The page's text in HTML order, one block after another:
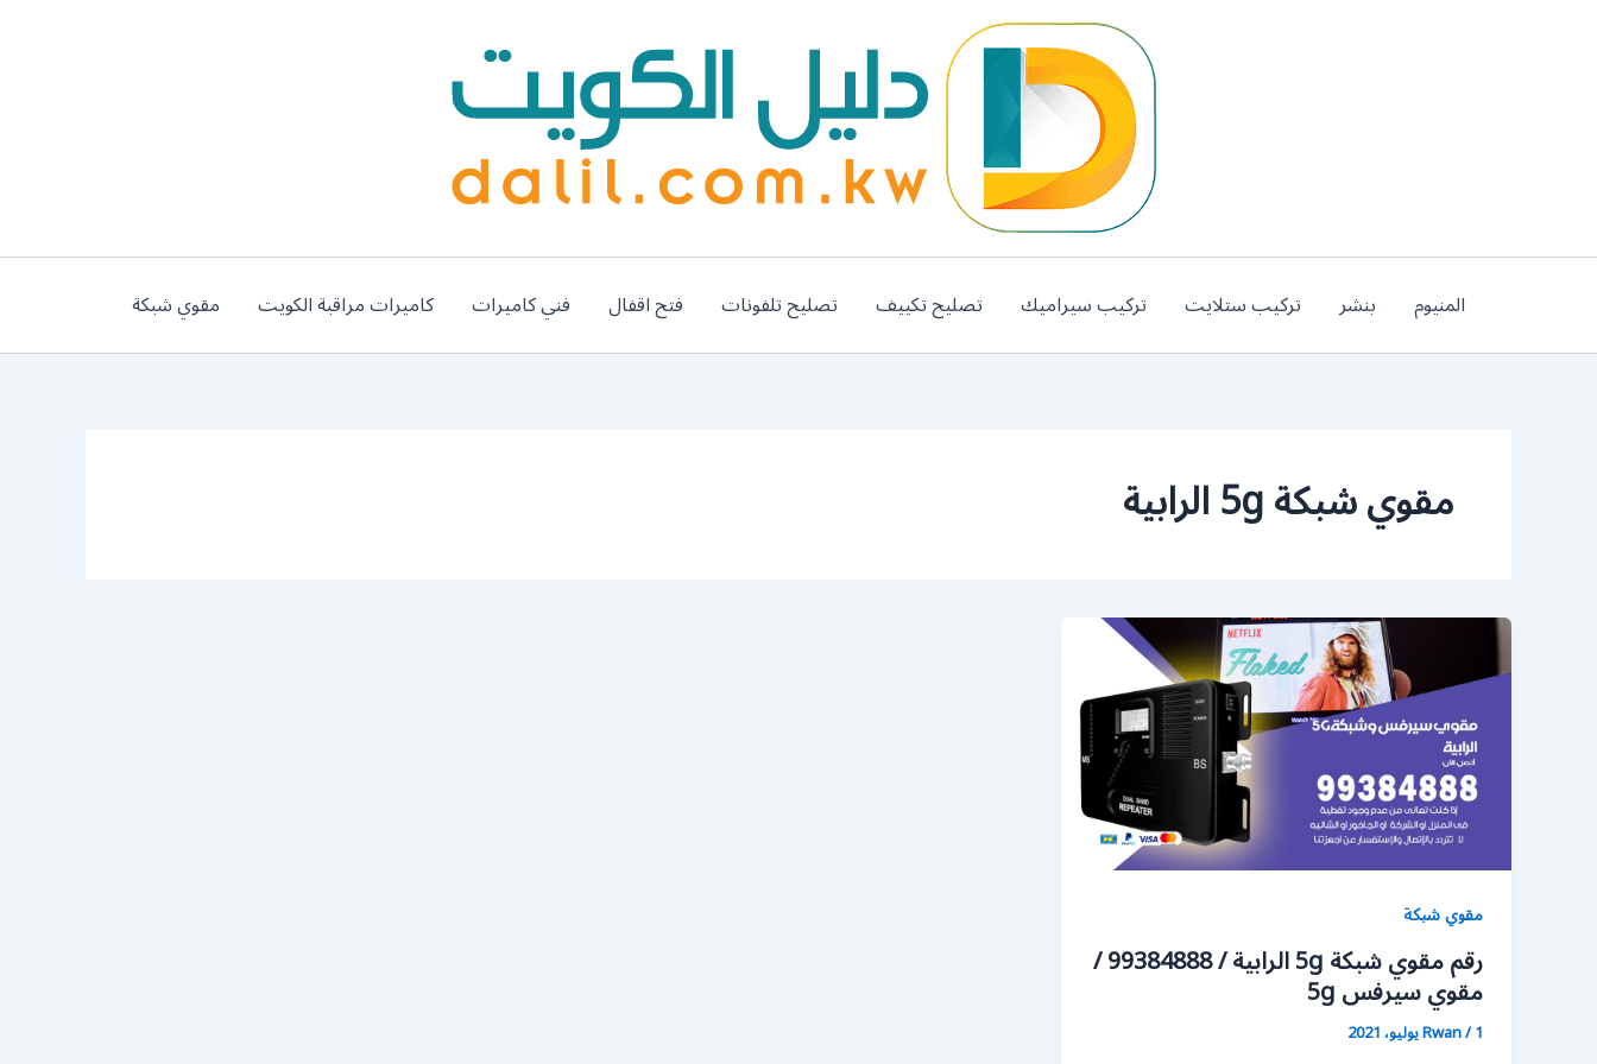
المنيوم بنشر تركيب ستلايت تركيب سيراميك تصليح تكييف تصليح تلفونات فتح اقفال فني كاميرات كاميرات مراقبة الكويت مقوي شبكة
مقوي شبكة 5g الرابية
مقوي شبكة
رقم مقوي شبكة 5g الرابية / 99384888 /
مقوي سيرفس 5g
Rwan/1 يوليو، 2021